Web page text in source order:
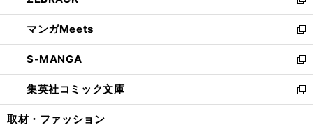
開
く
ウ
で
開
く
ン
ド
ウ
で
開
く
ウ
ィ
ン
ド
ウ
で
開
し
い
ウ
ィ
ン
ド
ウ
マンガMeets
新
し
い
ウ
ィ
ン
S-MANGA
新
し
い
ウ
集英社コミック文庫
新
し
取材・ファッション